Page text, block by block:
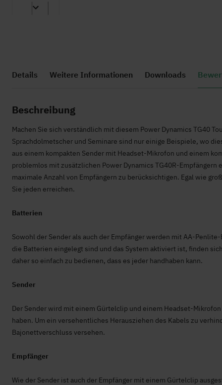
der
Details Weitere Informationen Downloads
Beschreibung
Machen Sie sich verständlich mit diesem Power Dynamics TG40
Sprachdolmetscher und Seminare sind nur einige Beispiele, wo
aus einem kompakten Sender mit Headset-Mikrofon und einem
problemlos mit zusätzlichen Power Dynamics TG40R-
maximale Anzahl von Empfängern zu berücksichtigen. Egal wie
Sie jeden erreichen.
Batterien
Sowohl der Sender als auch der Empfänger werden mit AA-
die Batterien eingelegt sind und das System aktiviert ist, finden
daher so einfach zu bedienen, dass es jeder handhaben kann.
Sender
Der Sender wird mit einem Gürtelclip und einem Headset-
haben. Um ein versehentliches Herausziehen des Kabels zu
Bajonettverschluss versehen.
Empfänger
Wie der Sender ist auch der Empfänger mit einem Gürtelclip